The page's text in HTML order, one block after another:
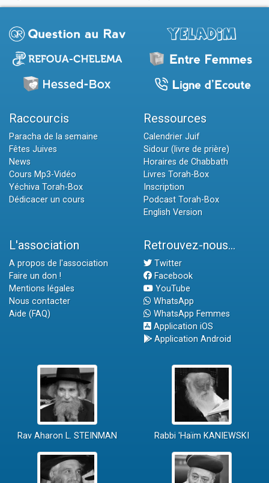
Raccourcis
Paracha de la semaine
Fêtes Juives
News
Cours Mp3-Vidéo
Yéchiva Torah-Box
Dédicacer un cours
Ressources
Calendrier Juif
Sidour (livre de prière)
Horaires de Chabbath
Livres Torah-Box
Inscription
Podcast Torah-Box
English Version
L'association
A propos de l'association
Faire un don !
Mentions légales
Nous contacter
Aide (FAQ)
Retrouvez-nous...
Twitter
Facebook
YouTube
WhatsApp
WhatsApp Femmes
Application iOS
Application Android
Rav Aharon L. STEINMAN Rabbi 'Haïm KANIEWSKI